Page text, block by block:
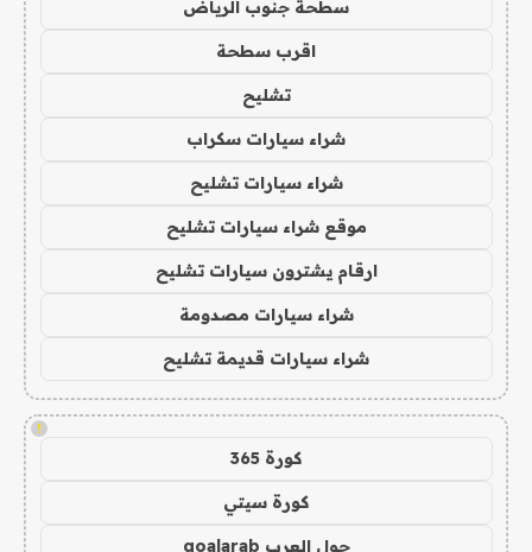
سطحة جنوب الرياض
اقرب سطحة
تشليح
شراء سيارات سكراب
شراء سيارات تشليح
موقع شراء سيارات تشليح
ارقام يشترون سيارات تشليح
شراء سيارات مصدومة
شراء سيارات قديمة تشليح
!
كورة 365
كورة سيتي
جول العرب goalarab